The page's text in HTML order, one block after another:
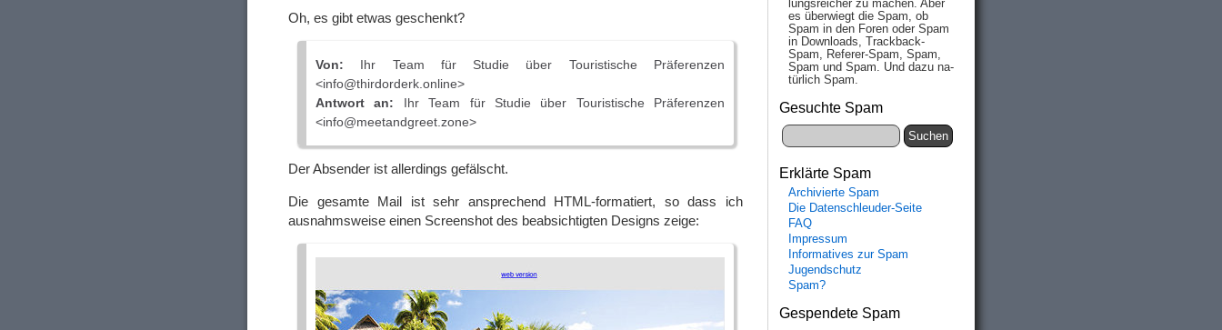
Oh, es gibt etwas geschenkt?
Von: Ihr Team für Studie über Touristische Präferenzen
<info@thirdorderk.online>
Antwort an: Ihr Team für Studie über Touristische Präferenzen
<info@meetandgreet.zone>
Der Absender ist allerdings gefälscht.
Die gesamte Mail ist sehr ansprechend HTML-formatiert, so dass ich
ausnahmsweise einen Screenshot des beabsichtigten Designs zeige:
lungs­reich­er zu mach­en. Aber
es über­wiegt die Spam, ob
Spam in den Fo­ren oder Spam
in Down­loads, Track­back-
Spam, Re­fe­rer-Spam, Spam,
Spam und Spam. Und da­zu na­
tür­lich Spam.
Gesuchte Spam
Erklärte Spam
Archivierte Spam
Die Datenschleuder-Seite
FAQ
Impressum
Informatives zur Spam
Jugendschutz
Spam?
Gespendete Spam